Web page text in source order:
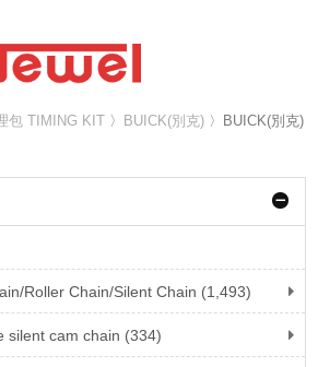
包 TIMING KIT 〉 BUICK(別克) 〉BUICK(別克)
Roller Chain/Silent Chain (1,493)
silent cam chain (334)